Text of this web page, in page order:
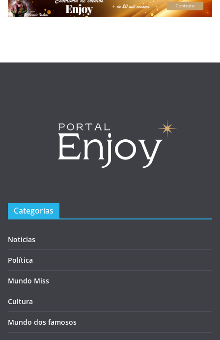
Categorias
Notícias
Política
Mundo Miss
Cultura
Mundo dos famosos